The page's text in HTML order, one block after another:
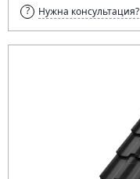
Нужна консультация?